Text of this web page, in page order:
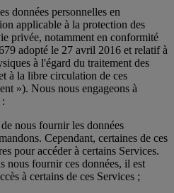
données personnelles en
applicable à la protection des
privée, notamment en conformité
adopté le 27 avril 2016 et relatif à
à l'égard du traitement des
à la libre circulation de ces
»). Nous nous engageons à
nous fournir les données
Cependant, certaines de ces
pour accéder à certains Services.
nous fournir ces données, il est
à certains de ces Services ;